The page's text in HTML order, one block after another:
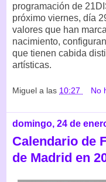
programación de
próximo viernes, día
valores que han
nacimiento,
que tienen cabida
artísticas.
Miguel a las 10:27 No
domingo, 24 de
Calendario de
de Madrid en